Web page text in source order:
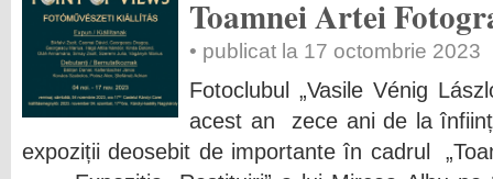
Toamnei Artei
• publicat la 17 octombrie 2023
Fotoclubul „Vasile Vénig
acest an zece ani de la
expoziții deosebit de importante în cadrul